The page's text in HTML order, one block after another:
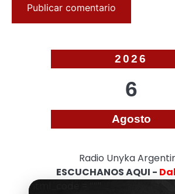
2026
6
Agosto
Radio Unyka
ESCUCHANOS AQUI -